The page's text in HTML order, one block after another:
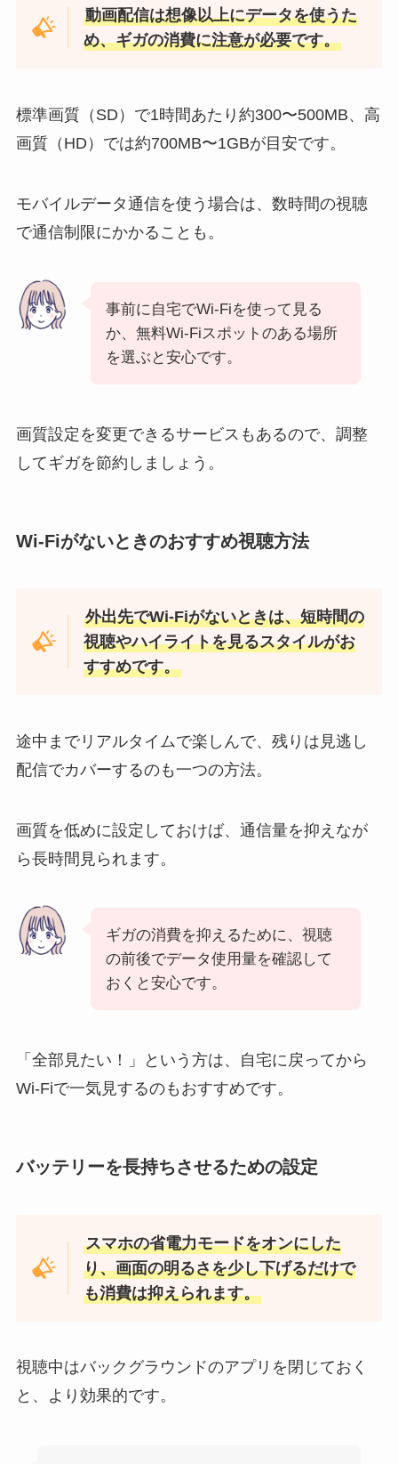
動画配信は想像以上にデータを使うた
め、ギガの消費に注意が必要です。
標準画質（SD）で1時間あたり約300〜500MB、高
画質（HD）では約700MB〜1GBが目安です。
モバイルデータ通信を使う場合は、数時間の視聴
で通信制限にかかることも。
事前に自宅でWi-Fiを使って見る
か、無料Wi-Fiスポットのある場所
を選ぶと安心です。
画質設定を変更できるサービスもあるので、調整
してギガを節約しましょう。
Wi-Fiがないときのおすすめ視聴方法
外出先でWi-Fiがないときは、短時間の
視聴やハイライトを見るスタイルがお
すすめです。
途中までリアルタイムで楽しんで、残りは見逃し
配信でカバーするのも一つの方法。
画質を低めに設定しておけば、通信量を抑えなが
ら長時間見られます。
ギガの消費を抑えるために、視聴
の前後でデータ使用量を確認して
おくと安心です。
「全部見たい！」という方は、自宅に戻ってから
Wi-Fiで一気見するのもおすすめです。
バッテリーを長持ちさせるための設定
スマホの省電力モードをオンにした
り、画面の明るさを少し下げるだけで
も消費は抑えられます。
視聴中はバックグラウンドのアプリを閉じておく
と、より効果的です。